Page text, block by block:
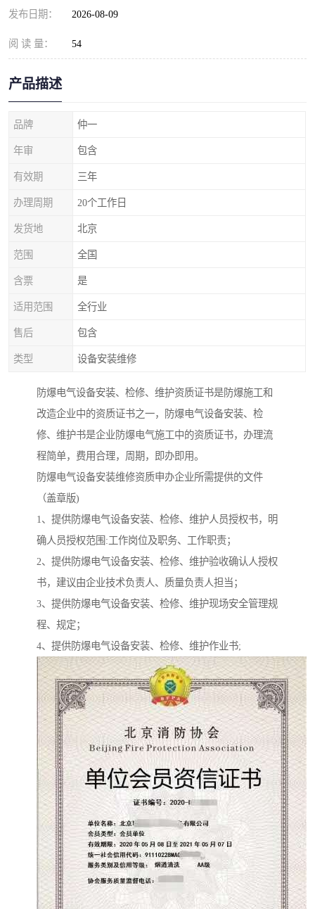
发布日期： 2026-08-09
阅 读 量： 54
产品描述
品牌 仲一
年审 包含
有效期 三年
办理周期 20个工作日
发货地 北京
范围 全国
含票 是
适用范围 全行业
售后 包含
类型 设备安装维修
防爆电气设备安装、检修、维护资质证书是防爆施工和
改造企业中的资质证书之一，防爆电气设备安装、检
修、维护书是企业防爆电气施工中的资质证书，办理流
程简单，费用合理，周期，即办即用。
防爆电气设备安装维修资质申办企业所需提供的文件
（盖章版)
1、提供防爆电气设备安装、检修、维护人员授权书，明
确人员授权范围:工作岗位及职务、工作职责；
2、提供防爆电气设备安装、检修、维护验收确认人授权
书，建议由企业技术负责人、质量负责人担当；
3、提供防爆电气设备安装、检修、维护现场安全管理规
程、规定；
4、提供防爆电气设备安装、检修、维护作业书;